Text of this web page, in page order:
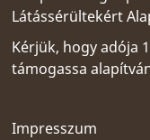
Látássérültekért
Kérjük, hogy adója
támogassa
Impresszum